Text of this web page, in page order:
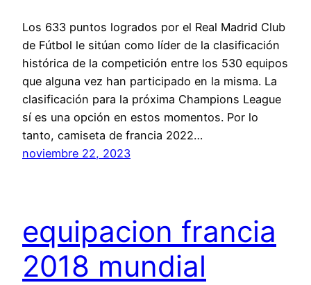
Los 633 puntos logrados por el Real Madrid Club
de Fútbol le sitúan como líder de la clasificación
histórica de la competición entre los 530 equipos
que alguna vez han participado en la misma. La
clasificación para la próxima Champions League
sí es una opción en estos momentos. Por lo
tanto, camiseta de francia 2022…
noviembre 22, 2023
equipacion francia
2018 mundial